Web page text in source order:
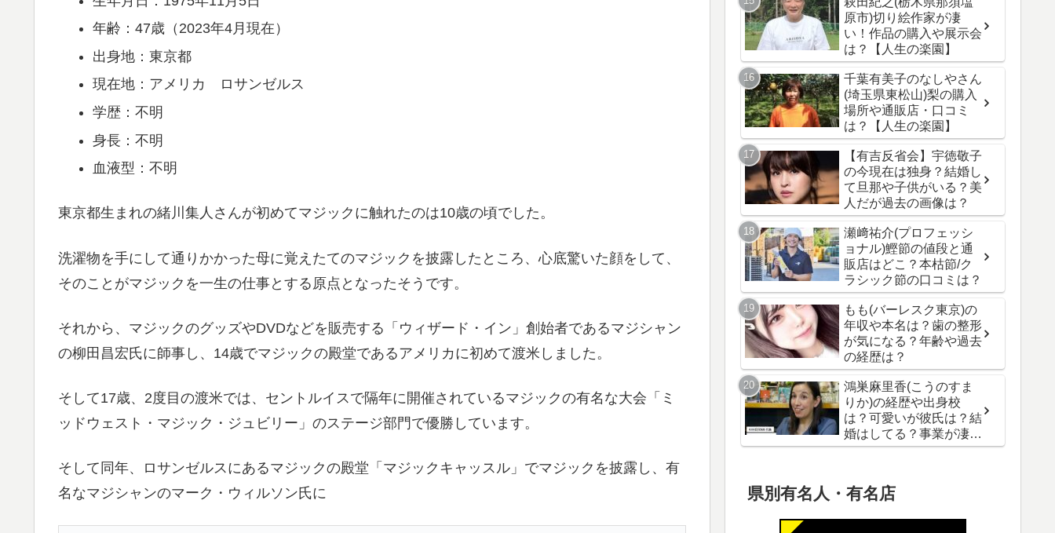
年齢：47歳（2023年4月現在）
出身地：東京都
現在地：アメリカ ロサンゼルス
学歴：不明
身長：不明
血液型：不明
東京都生まれの緒川集人さんが初めてマジックに触れたのは10歳の頃でした。
洗濯物を手にして通りかかった母に覚えたてのマジックを披露したところ、心底驚いた顔をして、
そのことがマジックを一生の仕事とする原点となったそうです。
それから、マジックのグッズやDVDなどを販売する「ウィザード・イン」創始者であるマジシャン
の柳田昌宏氏に師事し、14歳でマジックの殿堂であるアメリカに初めて渡米しました。
そして17歳、2度目の渡米では、セントルイスで隔年に開催されているマジックの有名な大会「ミ
ッドウェスト・マジック・ジュビリー」のステージ部門で優勝しています。
そして同年、ロサンゼルスにあるマジックの殿堂「マジックキャッスル」でマジックを披露し、有
名なマジシャンのマーク・ウィルソン氏に
原市)切り絵作家が凄
い！作品の購入や展示会
は？【人生の楽園】
千葉有美子のなしやさん
(埼玉県東松山)梨の購入
場所や通販店・口コミ
は？【人生の楽園】
【有吉反省会】宇徳敬子
の今現在は独身？結婚し
て旦那や子供がいる？美
人だが過去の画像は？
瀬﨑祐介(プロフェッシ
ョナル)鰹節の値段と通
販店はどこ？本枯節/ク
ラシック節の口コミは？
もも(バーレスク東京)の
年収や本名は？歯の整形
が気になる？年齢や過去
の経歴は？
鴻巣麻里香(こうのすま
りか)の経歴や出身校
は？可愛いが彼氏は？結
婚はしてる？事業が凄
い！
県別有名人・有名店